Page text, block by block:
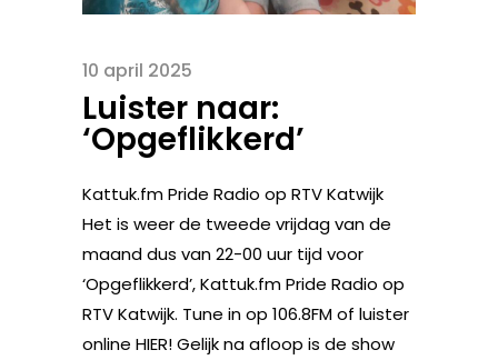
10 april 2025
Luister naar:
‘Opgeflikkerd’
Kattuk.fm Pride Radio op RTV Katwijk
Het is weer de tweede vrijdag van de
maand dus van 22-00 uur tijd voor
‘Opgeflikkerd’, Kattuk.fm Pride Radio op
RTV Katwijk. Tune in op 106.8FM of luister
online HIER! Gelijk na afloop is de show